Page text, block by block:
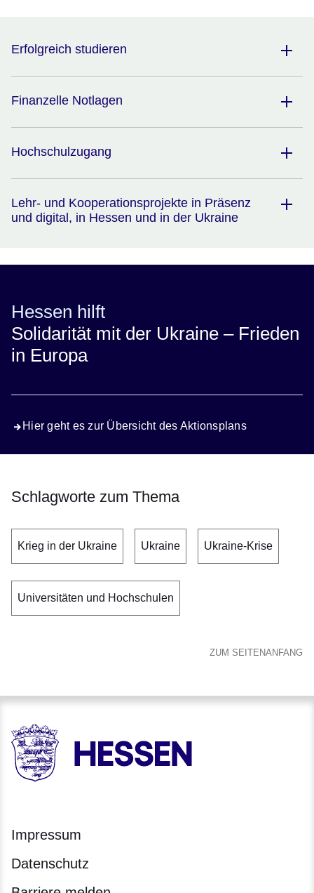
Erfolgreich studieren
Finanzelle Notlagen
Hochschulzugang
Lehr- und Kooperationsprojekte in Präsenz
und digital, in Hessen und in der Ukraine
Hessen hilft
Solidarität mit der Ukraine – Frieden
in Europa
Hier geht es zur Übersicht des Aktionsplans
Schlagworte zum Thema
Krieg in der Ukraine Ukraine Ukraine-Krise
Universitäten und Hochschulen
ZUM SEITENANFANG
HESSEN - Hessische Landesregierung
Impressum
Datenschutz